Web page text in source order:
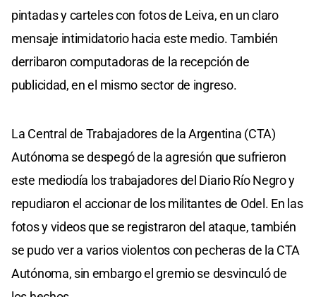
pintadas y carteles con fotos de Leiva, en un claro
mensaje intimidatorio hacia este medio. También
derribaron computadoras de la recepción de
publicidad, en el mismo sector de ingreso.
La Central de Trabajadores de la Argentina (CTA)
Autónoma se despegó de la agresión que sufrieron
este mediodía los trabajadores del Diario Río Negro y
repudiaron el accionar de los militantes de Odel. En las
fotos y videos que se registraron del ataque, también
se pudo ver a varios violentos con pecheras de la CTA
Autónoma, sin embargo el gremio se desvinculó de